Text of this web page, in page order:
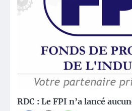
RDC : Le FPI n’a lancé